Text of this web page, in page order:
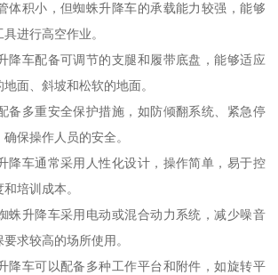
体积小，但蜘蛛升降车的承载能力较强，能够
进行高空作业。
降车配备可调节的支腿和履带底盘，能够适应
面、斜坡和松软的地面。
备多重安全保护措施，如防倾翻系统、紧急停
保操作人员的安全。
降车通常采用人性化设计，操作简单，易于控
培训成本。
蛛升降车采用电动或混合动力系统，减少噪音
求较高的场所使用。
降车可以配备多种工作平台和附件，如旋转平